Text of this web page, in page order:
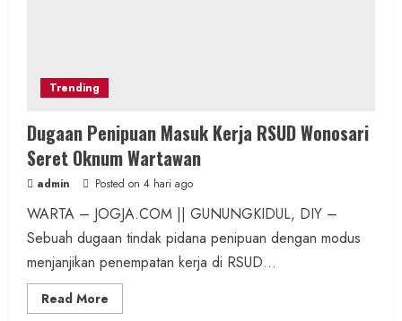
Trending
Dugaan Penipuan Masuk Kerja RSUD Wonosari
Seret Oknum Wartawan
admin Posted on 4 hari ago
WARTA – JOGJA.COM || GUNUNGKIDUL, DIY –
Sebuah dugaan tindak pidana penipuan dengan modus
menjanjikan penempatan kerja di RSUD...
Read More
more